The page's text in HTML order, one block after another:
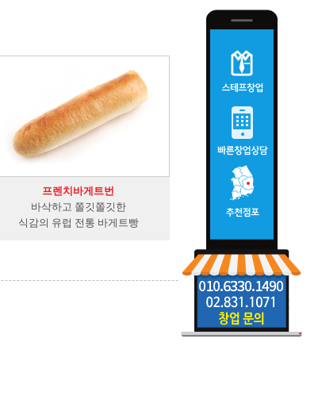
프렌치바게트번
바삭하고 쫄깃쫄깃한
식감의 유럽 전통 바게트빵